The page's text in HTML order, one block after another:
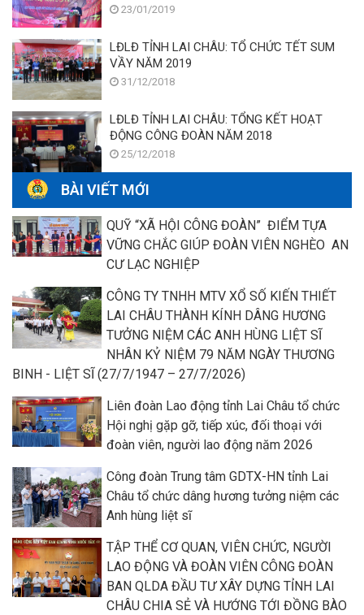
23/01/2019
LĐLĐ TỈNH LAI CHÂU: TỔ CHỨC TẾT SUM
VẦY NĂM 2019
31/12/2018
LĐLĐ TỈNH LAI CHÂU: TỔNG KẾT HOẠT
ĐỘNG CÔNG ĐOÀN NĂM 2018
25/12/2018
BÀI VIẾT MỚI
QUỸ “XÃ HỘI CÔNG ĐOÀN” ĐIỂM TỰA
VỮNG CHẮC GIÚP ĐOÀN VIÊN NGHÈO AN
CƯ LẠC NGHIỆP
CÔNG TY TNHH MTV XỔ SỐ KIẾN THIẾT
LAI CHÂU THÀNH KÍNH DÂNG HƯƠNG
TƯỞNG NIỆM CÁC ANH HÙNG LIỆT SĨ
NHÂN KỶ NIỆM 79 NĂM NGÀY THƯƠNG
BINH - LIỆT SĨ (27/7/1947 – 27/7/2026)
Liên đoàn Lao động tỉnh Lai Châu tổ chức
Hội nghị gặp gỡ, tiếp xúc, đối thoại với
đoàn viên, người lao động năm 2026
Công đoàn Trung tâm GDTX-HN tỉnh Lai
Châu tổ chức dâng hương tưởng niệm các
Anh hùng liệt sĩ
TẬP THỂ CƠ QUAN, VIÊN CHỨC, NGƯỜI
LAO ĐỘNG VÀ ĐOÀN VIÊN CÔNG ĐOÀN
BAN QLDA ĐẦU TƯ XÂY DỰNG TỈNH LAI
CHÂU CHIA SẺ VÀ HƯỚNG TỚI ĐỒNG BÀO